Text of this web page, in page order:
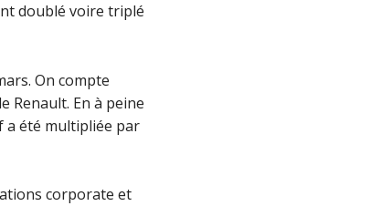
doublé voire triplé
On compte
Renault. En à peine
a été multipliée par
corporate et